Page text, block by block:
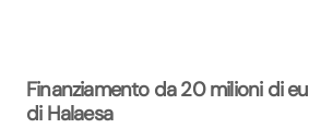
Finanziamento da 20 milioni di
di Halaesa